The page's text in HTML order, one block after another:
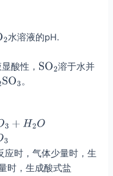
水溶液的pH.
酸性，
溶于水并
。
应时，气体少量时，生
时，生成酸式盐